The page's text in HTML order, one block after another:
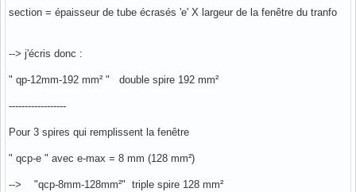
section = épaisseur de tube écrasés 'e' X largeur de la fenêtre du tranfo
--> j'écris donc :
" qp-12mm-192 mm² " double spire 192 mm²
------------------
Pour 3 spires qui remplissent la fenêtre
" qcp-e " avec e-max = 8 mm (128 mm²)
--> "qcp-8mm-128mm²" triple spire 128 mm²